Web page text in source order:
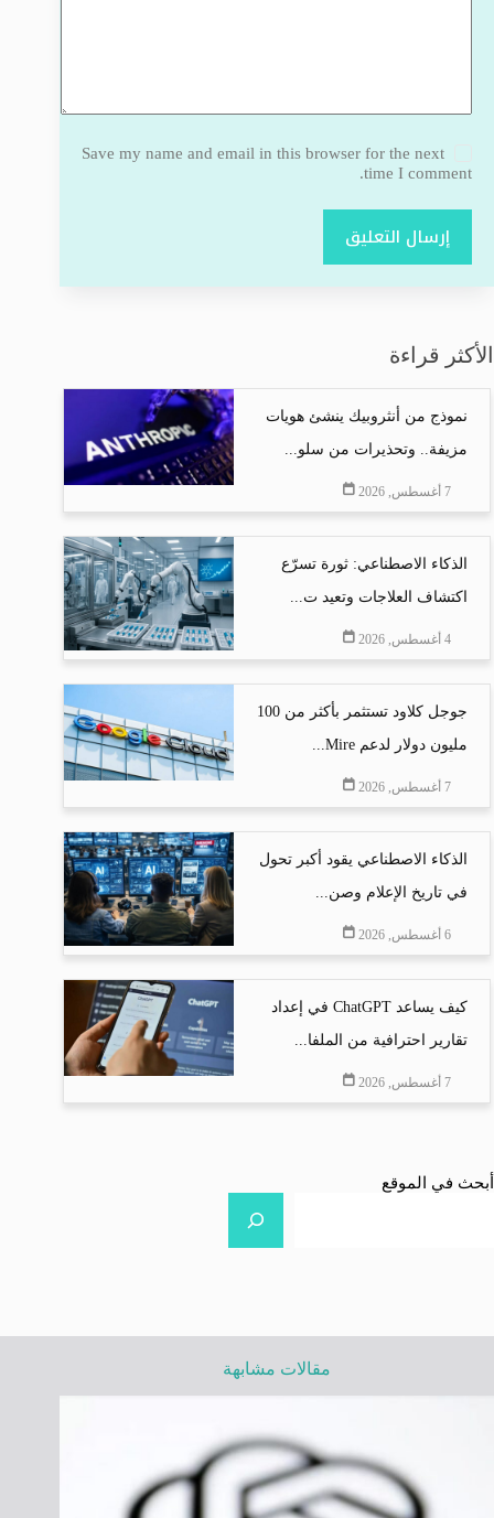
Save my name and email in this browser for the next
time I comment.
إرسال التعليق
الأكثر قراءة
نموذج من أنثروبيك ينشئ هويات
مزيفة.. وتحذيرات من سلو...
7 أغسطس, 2026
الذكاء الاصطناعي: ثورة تسرّع
اكتشاف العلاجات وتعيد ت...
4 أغسطس, 2026
جوجل كلاود تستثمر بأكثر من 100
مليون دولار لدعم Mire...
7 أغسطس, 2026
الذكاء الاصطناعي يقود أكبر تحول
في تاريخ الإعلام وصن...
6 أغسطس, 2026
كيف يساعد ChatGPT في إعداد
تقارير احترافية من الملفا...
7 أغسطس, 2026
أبحث في الموقع
مقالات مشابهة